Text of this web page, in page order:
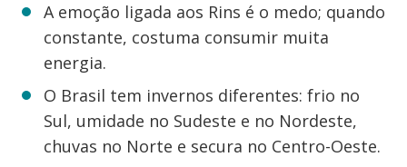
A emoção ligada aos Rins é o medo; quando
constante, costuma consumir muita
energia.
O Brasil tem invernos diferentes: frio no
Sul, umidade no Sudeste e no Nordeste,
chuvas no Norte e secura no Centro-Oeste.